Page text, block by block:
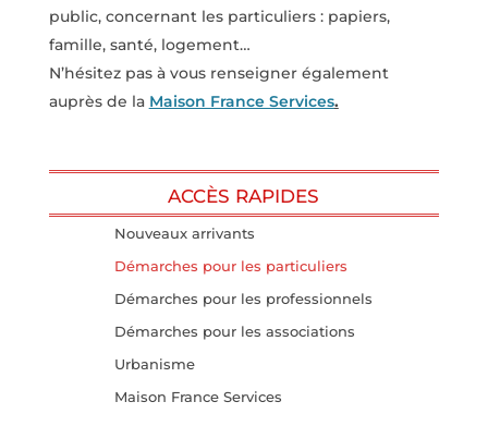
public, concernant les particuliers : papiers,
famille, santé, logement…
N’hésitez pas à vous renseigner également
auprès de la Maison France Services.
ACCÈS RAPIDES
Nouveaux arrivants
Démarches pour les particuliers
Démarches pour les professionnels
Démarches pour les associations
Urbanisme
Maison France Services